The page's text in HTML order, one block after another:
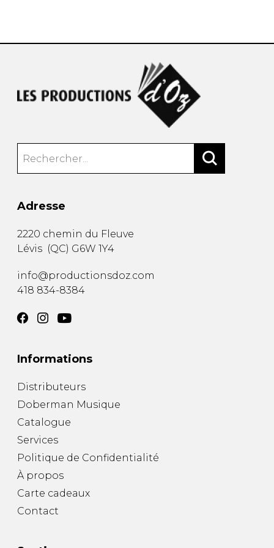
Adresse
2220 chemin du Fleuve
Lévis (QC) G6W 1Y4
info@productionsdoz.com
418 834-8384
Informations
Distributeurs
Doberman Musique
Catalogue
Services
Politique de Confidentialité
À propos
Carte cadeaux
Contact